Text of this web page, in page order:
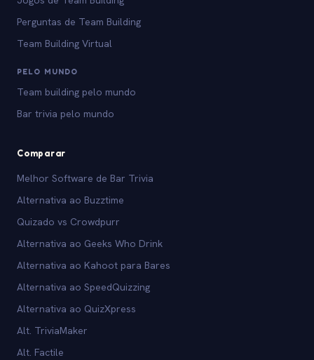
Perguntas de Team Building
Team Building Virtual
PELO MUNDO
Team building pelo mundo
Bar trivia pelo mundo
Comparar
Melhor Software de Bar Trivia
Alternativa ao Buzztime
Quizado vs Crowdpurr
Alternativa ao Geeks Who Drink
Alternativa ao Kahoot para Bares
Alternativa ao SpeedQuizzing
Alternativa ao QuizXpress
Alt. TriviaMaker
Alt. Factile